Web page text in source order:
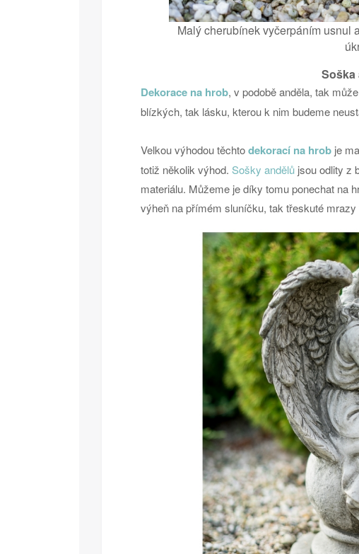
Malý cherubínek vyčerpáním usnul
Soška
Dekorace na hrob, v podobě anděla, tak
blízkých, tak lásku, kterou k nim budeme
Velkou výhodou těchtodekorací na hrob je
totiž několik výhod. Sošky andělůjsou odlity z
materiálu. Můžeme je díky tomu ponechat na
výheň na přímém sluníčku, tak třeskuté